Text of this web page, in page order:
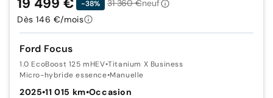
Ford Focus
1.0 EcoBoost 125 mHEV•Titanium X Business
Micro-hybride essence•Manuelle
2025•11 015 km•Occasion
-38% 31 360 €neuf
Dès 146 €/mois